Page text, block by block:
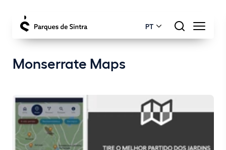
PT
Monserrate Maps